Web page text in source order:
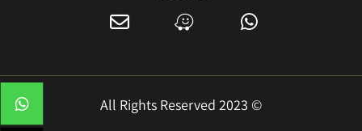
© 2023 All Rights Reserved